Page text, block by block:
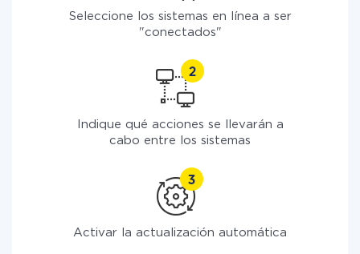
Seleccione los sistemas en línea a ser
"conectados"
Indique qué acciones se llevarán a
cabo entre los sistemas
Activar la actualización automática